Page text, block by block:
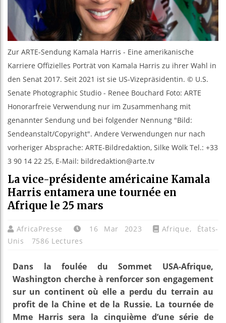
Zur ARTE-Sendung Kamala Harris - Eine amerikanische
Karriere Offizielles Porträt von Kamala Harris zu ihrer Wahl in
den Senat 2017. Seit 2021 ist sie US-Vizepräsidentin. © U.S.
Senate Photographic Studio - Renee Bouchard Foto: ARTE
Honorarfreie Verwendung nur im Zusammenhang mit
genannter Sendung und bei folgender Nennung "Bild:
Sendeanstalt/Copyright". Andere Verwendungen nur nach
vorheriger Absprache: ARTE-Bildredaktion, Silke Wölk Tel.: +33
3 90 14 22 25, E-Mail: bildredaktion@arte.tv
La vice-présidente américaine Kamala
Harris entamera une tournée en
Afrique le 25 mars
AfricaPresse 16 Mar 2023 Afrique, États-
Unis
7586 Lectures
Dans la foulée du Sommet USA-Afrique,
Washington cherche à renforcer son engagement
sur un continent où elle a perdu du terrain au
profit de la Chine et de la Russie. La tournée de
Mme Harris sera la cinquième d’une série de